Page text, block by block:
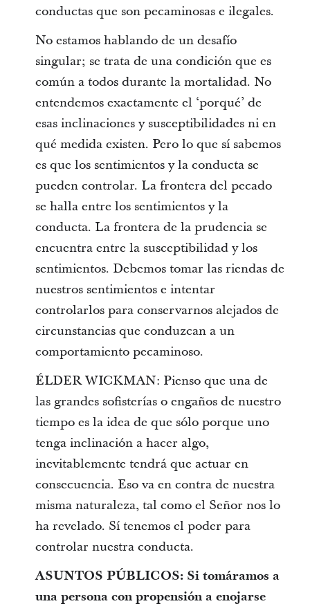
conductas que son pecaminosas e ilegales.
No estamos hablando de un desafío
singular; se trata de una condición que es
común a todos durante la mortalidad. No
entendemos exactamente el ‘porqué’ de
esas inclinaciones y susceptibilidades ni en
qué medida existen. Pero lo que sí sabemos
es que los sentimientos y la conducta se
pueden controlar. La frontera del pecado
se halla entre los sentimientos y la
conducta. La frontera de la prudencia se
encuentra entre la susceptibilidad y los
sentimientos. Debemos tomar las riendas de
nuestros sentimientos e intentar
controlarlos para conservarnos alejados de
circunstancias que conduzcan a un
comportamiento pecaminoso.
ÉLDER WICKMAN: Pienso que una de
las grandes sofisterías o engaños de nuestro
tiempo es la idea de que sólo porque uno
tenga inclinación a hacer algo,
inevitablemente tendrá que actuar en
consecuencia. Eso va en contra de nuestra
misma naturaleza, tal como el Señor nos lo
ha revelado. Sí tenemos el poder para
controlar nuestra conducta.
ASUNTOS PÚBLICOS: Si tomáramos a
una persona con propensión a enojarse